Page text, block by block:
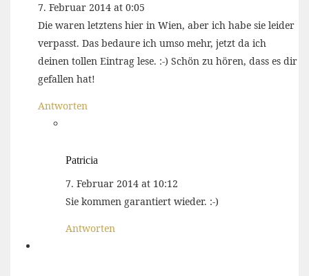
7. Februar 2014 at 0:05
Die waren letztens hier in Wien, aber ich habe sie leider
verpasst. Das bedaure ich umso mehr, jetzt da ich
deinen tollen Eintrag lese. :-) Schön zu hören, dass es dir
gefallen hat!
Antworten
Patricia
7. Februar 2014 at 10:12
Sie kommen garantiert wieder. :-)
Antworten